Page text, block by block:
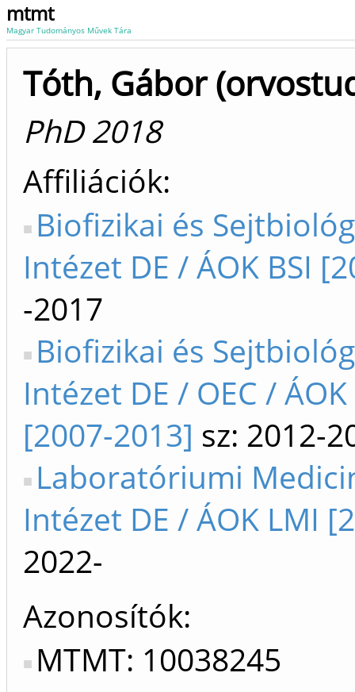
mtmt
Magyar Tudományos Művek Tára
Tóth, Gábor
PhD 2018
Affiliációk
Biofizikai és
Intézet DE / ÁOK BSI
-2017
Biofizikai és
Intézet DE / OEC / ÁOK
[2007-2013] sz: 2012-
Laboratóriumi
Intézet DE / ÁOK LMI
2022-
Azonosítók
MTMT: 10038245